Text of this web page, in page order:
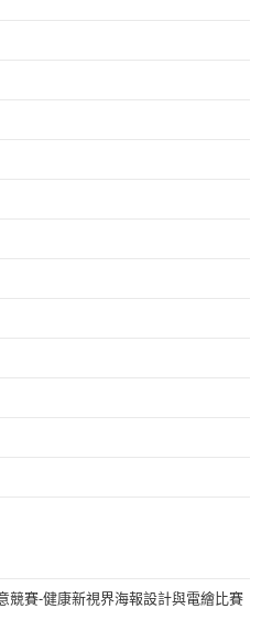
競賽-健康新視界海報設計與電繪比賽